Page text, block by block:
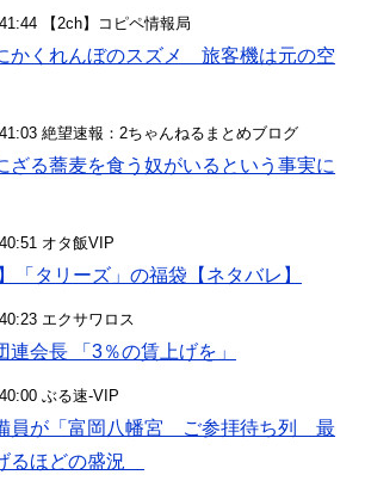
【2ch】コピペ情報局
かくれんぼのスズメ 旅客機は元の空
絶望速報：2ちゃんねるまとめブログ
ざる蕎麦を食う奴がいるという事実に
オタ飯VIP
「タリーズ」の福袋【ネタバレ】
エクサワロス
連会長 「3％の賃上げを」
ぶる速-VIP
備員が「富岡八幡宮 ご参拝待ち列 最
るほどの盛況